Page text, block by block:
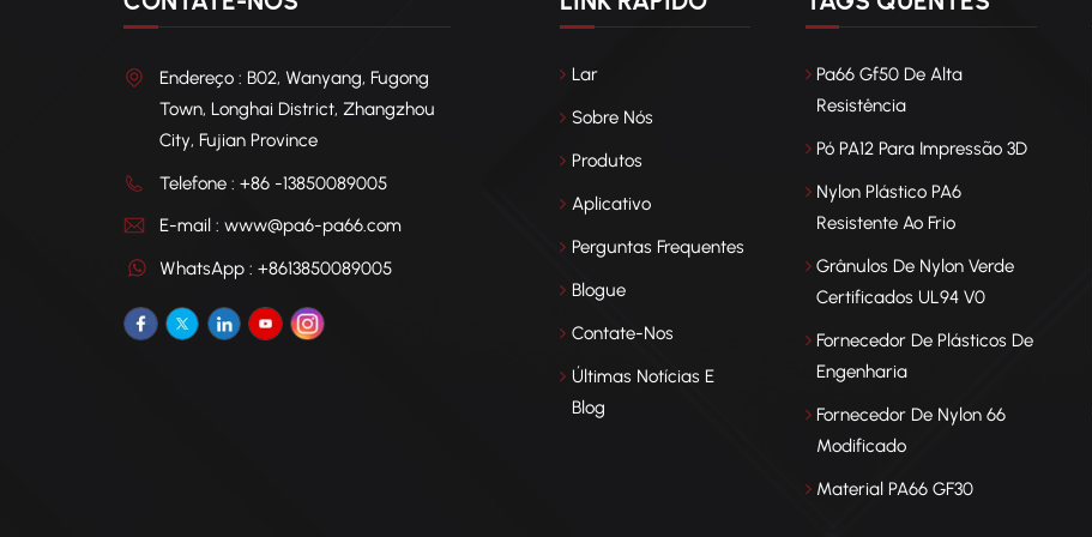
econômica. A seleção ideal do material depende do equilíbrio entre os
de uso final.
Endereço : B02, Wanyang, Fugong
Town, Longhai District, Zhangzhou
City, Fujian Province
Telefone : +86 -13850089005
E-mail : www@pa6-pa66.com
WhatsApp : +8613850089005
Lar
Sobre Nós
Produtos
Aplicativo
Perguntas Frequentes
Blogue
Contate-Nos
Últimas Notícias E
Blog
Pa66 Gf50 De Alta
Resistência
Pó PA12 Para Impressão 3D
Nylon Plástico PA6
Resistente Ao Frio
Grânulos De Nylon Verde
Certificados UL94 V0
Fornecedor De Plásticos De
Engenharia
Fornecedor De Nylon 66
Modificado
Material PA66 GF30